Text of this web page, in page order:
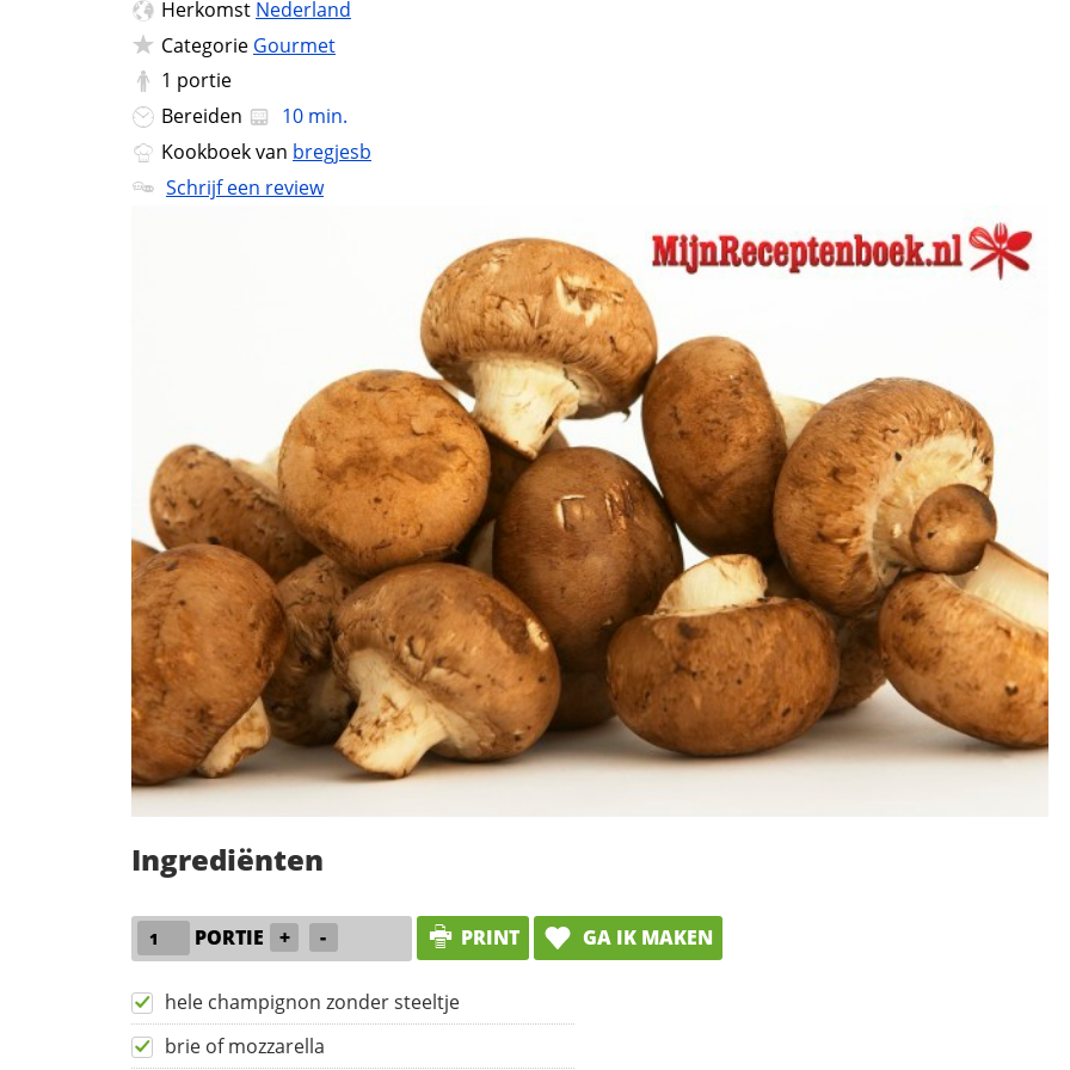
Herkomst Nederland
Categorie Gourmet
1 portie
Bereiden
10 min.
Kookboek van bregjesb
Schrijf een review
Ingrediënten
PORTIE + - PRINT GA IK MAKEN
hele champignon zonder steeltje
brie of mozzarella